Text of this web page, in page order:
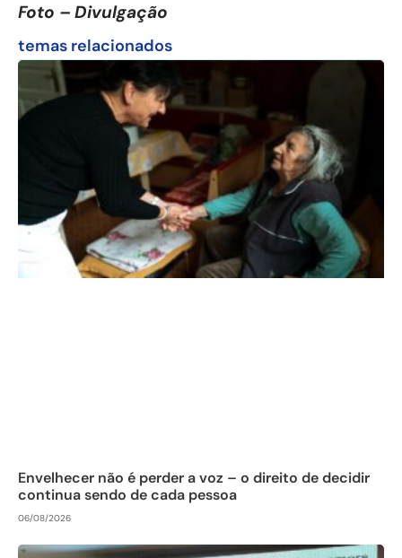
Foto – Divulgação
temas relacionados
Envelhecer não é perder a voz – o direito de decidir
continua sendo de cada pessoa
06/08/2026